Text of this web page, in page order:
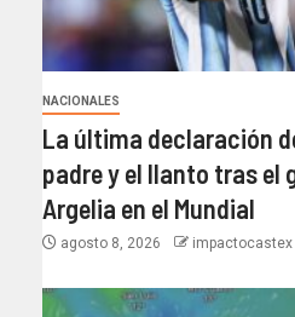
NACIONALES
La última declaración
padre y el llanto tras el
Argelia en el Mundial
agosto 8, 2026 impactocastex